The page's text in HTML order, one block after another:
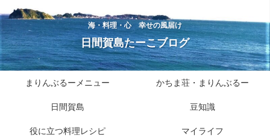
海・料理・心 幸せの風届け
日間賀島たーこブログ
まりんぶるーメニュー かちま荘・まりんぶるー
日間賀島 豆知識
役に立つ料理レシピ マイライフ